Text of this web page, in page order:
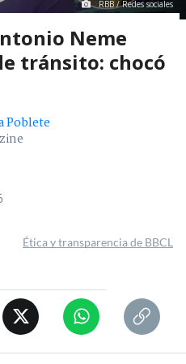
RBB / Redes sociales
Neme
tránsito: chocó
Poblete
Ética y transparencia de BBCL